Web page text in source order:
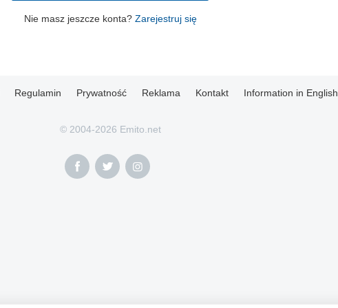
Nie masz jeszcze konta? Zarejestruj się
Regulamin Prywatność Reklama Kontakt Information in English
© 2004-2026 Emito.net